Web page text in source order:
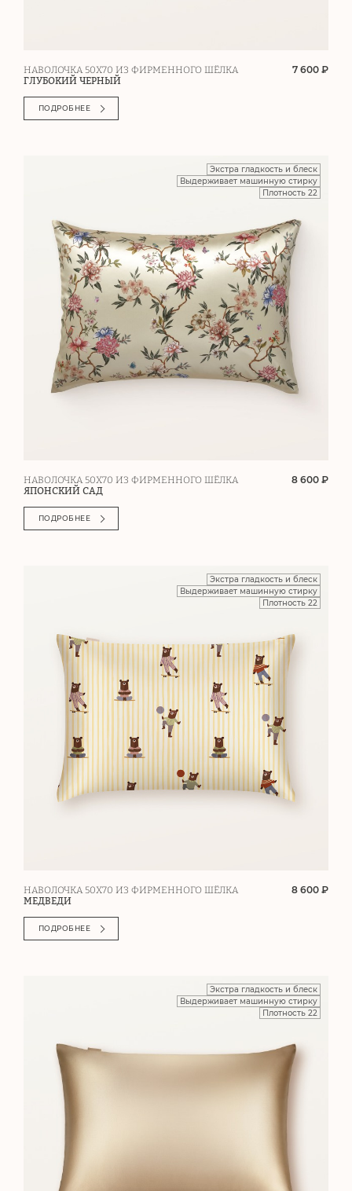
НАВОЛОЧКА 50Х70 ИЗ ФИРМЕННОГО ШЁЛКА
ГЛУБОКИЙ ЧЕРНЫЙ
7 600 ₽
ПОДРОБНЕЕ
Экстра гладкость и блеск
Выдерживает машинную стирку
Плотность 22
НАВОЛОЧКА 50Х70 ИЗ ФИРМЕННОГО ШЁЛКА
ЯПОНСКИЙ САД
8 600 ₽
ПОДРОБНЕЕ
Экстра гладкость и блеск
Выдерживает машинную стирку
Плотность 22
НАВОЛОЧКА 50Х70 ИЗ ФИРМЕННОГО ШЁЛКА
МЕДВЕДИ
8 600 ₽
ПОДРОБНЕЕ
Экстра гладкость и блеск
Выдерживает машинную стирку
Плотность 22